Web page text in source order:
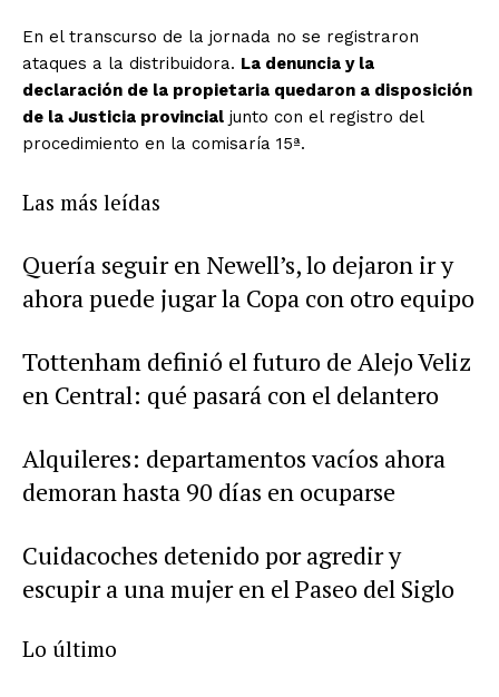
En el transcurso de la jornada no se registraron
ataques a la distribuidora. La denuncia y la
declaración de la propietaria quedaron a disposición
de la Justicia provincial junto con el registro del
procedimiento en la comisaría 15ª.
Las más leídas
Quería seguir en Newell’s, lo dejaron ir y
ahora puede jugar la Copa con otro equipo
Tottenham definió el futuro de Alejo Veliz
en Central: qué pasará con el delantero
Alquileres: departamentos vacíos ahora
demoran hasta 90 días en ocuparse
Cuidacoches detenido por agredir y
escupir a una mujer en el Paseo del Siglo
Lo último